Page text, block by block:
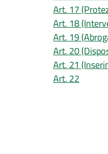
Art. 17
Art. 18
Art. 19
Art. 20
Art. 21
Art. 22